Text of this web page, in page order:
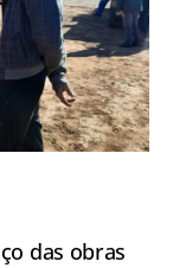
das obras